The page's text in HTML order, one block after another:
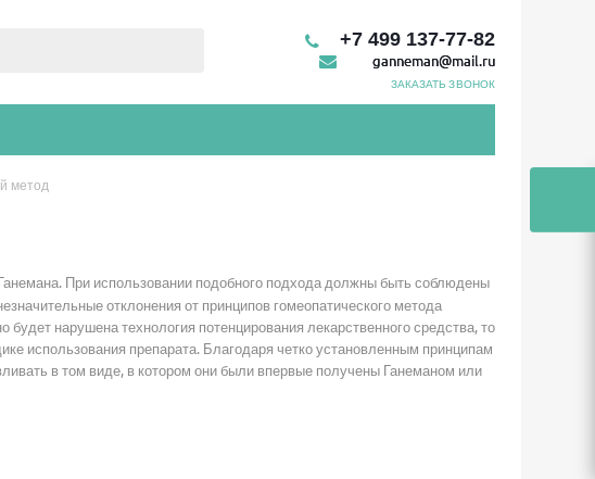
+7 499 137-77-82
ganneman@mail.ru
ЗАКАЗАТЬ ЗВОНОК
метод
При использовании подобного подхода должны быть соблюдены
отклонения от принципов гомеопатического метода
нарушена технология потенцирования лекарственного средства, то
использования препарата. Благодаря четко установленным принципам
в том виде, в котором они были впервые получены Ганеманом или